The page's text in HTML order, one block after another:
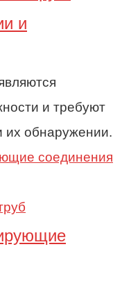
и
и требуют
их обнаружении.